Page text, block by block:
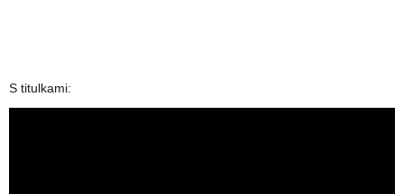
S titulkami: